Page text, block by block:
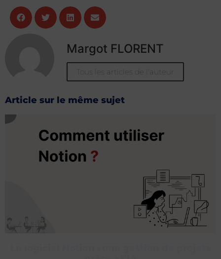
Margot FLORENT
Tous les articles de l'auteur
Article sur le même sujet